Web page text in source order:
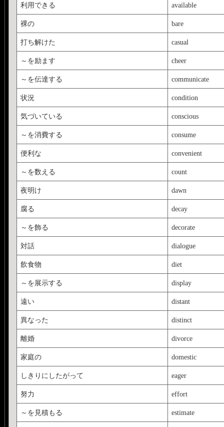
利用できる available
裸の bare
打ち解けた casual
～を励ます cheer
～を伝達する communicate
状況 condition
気づいている conscious
～を消費する consume
便利な convenient
～を数える count
夜明け dawn
腐る decay
～を飾る decorate
対話 dialogue
飲食物 diet
～を展示する display
遠い distant
異なった distinct
離婚 divorce
家庭の domestic
しきりにしたがって eager
努力 effort
～を見積もる estimate